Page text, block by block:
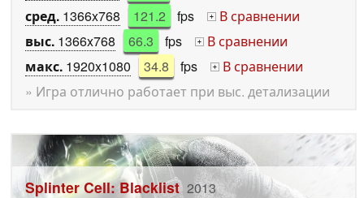
сред. 1366x768 121.2 fps +
В сравнении
выс. 1366x768 66.3 fps +
В сравнении
макс. 1920x1080 34.8 fps +
В сравнении
» Игра отлично работает при выс. детализации
Splinter Cell: Blacklist 2013